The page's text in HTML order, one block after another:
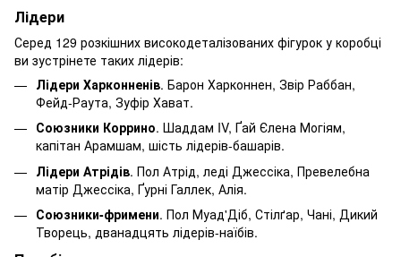
Лідери
Серед 129 розкішних високодеталізованих фігурок у коробці
ви зустрінете таких лідерів:
Лідери Харконненів. Барон Харконнен, Звір Раббан,
Фейд-Раута, Зуфір Хават.
Союзники Коррино. Шаддам IV, Ґай Єлена Могіям,
капітан Арамшам, шість лідерів-башарів.
Лідери Атрідів. Пол Атрід, леді Джессіка, Превелебна
матір Джессіка, Ґурні Галлек, Алія.
Союзники-фримени. Пол Муад'Діб, Стілґар, Чані, Дикий
Творець, дванадцять лідерів-наїбів.